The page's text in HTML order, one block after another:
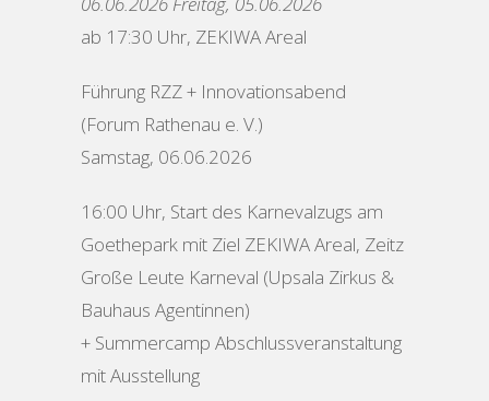
ab 17:30 Uhr, ZEKIWA Areal
Führung RZZ + Innovationsabend
(Forum Rathenau e. V.)
Samstag, 06.06.2026
16:00 Uhr, Start des Karnevalzugs am
Goethepark mit Ziel ZEKIWA Areal, Zeitz
Große Leute Karneval (Upsala Zirkus &
Bauhaus Agentinnen)
+ Summercamp Abschlussveranstaltung
mit Ausstellung